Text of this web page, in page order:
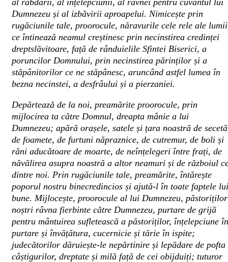
Dumnezeu și al izbăvirii aproapelui. Nimicește prin
rugăciunile tale, proorocule, năravurile cele rele ale
ce întinează neamul creștinesc prin necinstirea credinței
dreptslăvitoare, față de rânduielile Sfintei Biserici, a
poruncilor Domnului, prin necinstirea părinților și a
stăpânitorilor ce ne stăpânesc, aruncând astfel lumea în
bezna necinstei, a desfrâului și a pierzaniei.
Depărtează de la noi, preamărite proorocule, prin
mijlocirea ta către Domnul, dreapta mânie a lui
Dumnezeu; apără orașele, satele și țara noastră de
de foamete, de furtuni năpraznice, de cutremur, de boli și
răni aducătoare de moarte, de neînțelegeri între frați, de
năvălirea asupra noastră a altor neamuri și de războiul
dintre noi. Prin rugăciunile tale, preamărite, întărește
poporul nostru binecredincios și ajută-l în toate faptele lui
bune. Mijlocește, proorocule al lui Dumnezeu, păstoriților
noștri râvna fierbinte către Dumnezeu, purtare de grijă
pentru mântuirea sufletească a păstoriților, înțelepciune în
purtare și învățătura, cucernicie și tărie în ispite;
judecătorilor dăruiește-le nepărtinire și lepădare de pofta
câștigurilor, dreptate și milă față de cei obijduiți; tuturor